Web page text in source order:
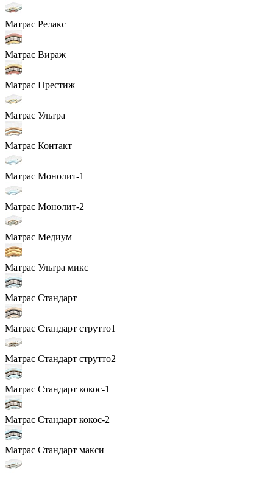
Матрас Релакс
Матрас Вираж
Матрас Престиж
Матрас Ультра
Матрас Контакт
Матрас Монолит-1
Матрас Монолит-2
Матрас Медиум
Матрас Ультра микс
Матрас Стандарт
Матрас Стандарт струтто1
Матрас Стандарт струтто2
Матрас Стандарт кокос-1
Матрас Стандарт кокос-2
Матрас Стандарт макси